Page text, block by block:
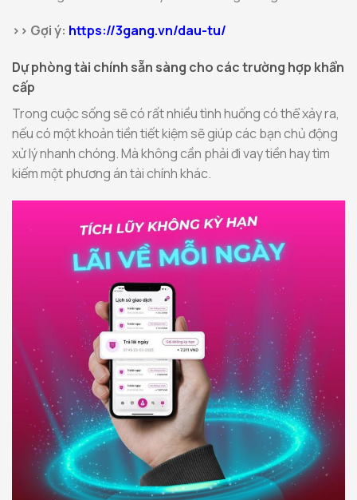
>> Gợi ý: https://3gang.vn/dau-tu/
Dự phòng tài chính sẵn sàng cho các trường hợp khẩn
cấp
Trong cuộc sống sẽ có rất nhiều tình huống có thể xảy ra,
nếu có một khoản tiền tiết kiệm sẽ giúp các bạn chủ động
xử lý nhanh chóng. Mà không cần phải đi vay tiền hay tìm
kiếm một phương án tài chính khác.